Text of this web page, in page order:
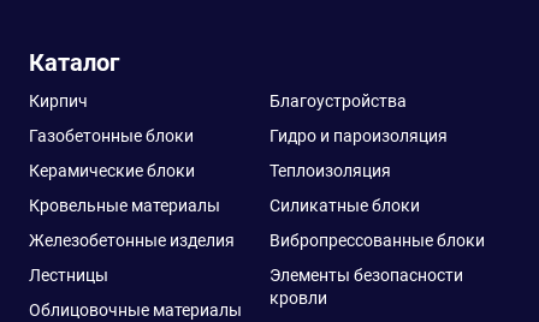
Каталог
Кирпич
Газобетонные блоки
Керамические блоки
Кровельные материалы
Железобетонные изделия
Лестницы
Облицовочные материалы
Благоустройства
Гидро и пароизоляция
Теплоизоляция
Силикатные блоки
Вибропрессованные блоки
Элементы безопасности
кровли